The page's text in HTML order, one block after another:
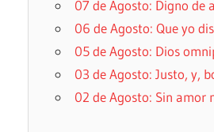
07 de Agosto: Digno de
06 de Agosto: Que yo
05 de Agosto: Dios
03 de Agosto: Justo, y,
02 de Agosto: Sin amor